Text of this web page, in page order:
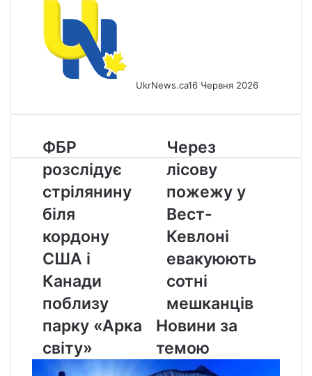
UkrNews.ca16 Червня 2026
ФБР
розслідує
стрілянину
біля
кордону
США
і
Канади
поблизу
парку
«Арка
світу»
ФБР
розслідує
стрілянину
біля
кордону
США і
Канади
поблизу
парку «Арка
світу»
Через
лісову
пожежу
у
Вест-
Кевлоні
евакуюють
сотні
мешканців
Через
лісову
пожежу у
Вест-
Кевлоні
евакуюють
сотні
мешканців
Новини за
темою